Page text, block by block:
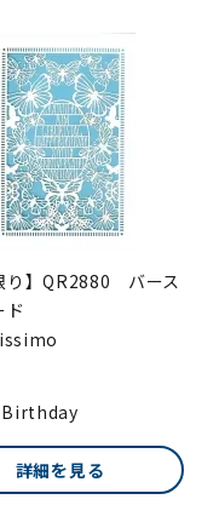
り】QR2880 バース
ド
詳細を見る